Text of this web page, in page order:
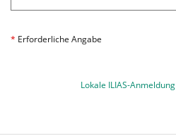
* Erforderliche Angabe
Lokale ILIAS-Anmeldung